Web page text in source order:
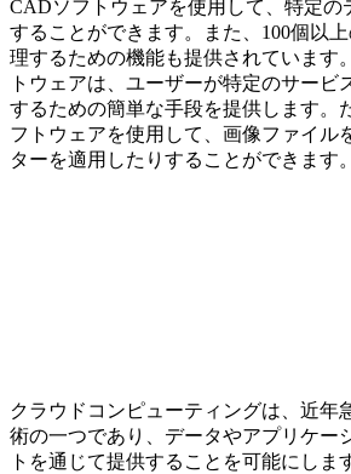
CADソフトウェアを使用して、特定の
することができます。また、100個以
理するための機能も提供されています
トウェアは、ユーザーが特定のサービ
するための簡単な手段を提供します。
フトウェアを使用して、画像ファイル
ターを適用したりすることができます。
クラウドコンピューティングは、近年
術の一つであり、データやアプリケー
トを通じて提供することを可能にしま